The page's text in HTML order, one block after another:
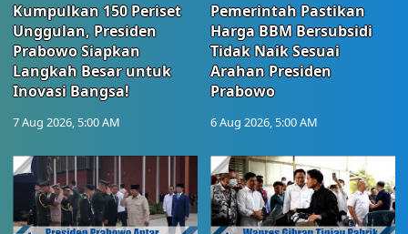
Kumpulkan 150 Periset
Unggulan, Presiden
Prabowo Siapkan
Langkah Besar untuk
Inovasi Bangsa!
7 Aug 2026, 5:00 AM
Pemerintah Pastikan
Harga BBM Bersubsidi
Tidak Naik Sesuai
Arahan Presiden
Prabowo
6 Aug 2026, 5:00 AM